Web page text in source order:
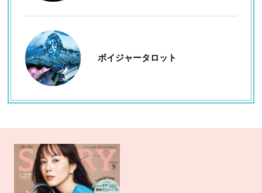
ボイジャータロット